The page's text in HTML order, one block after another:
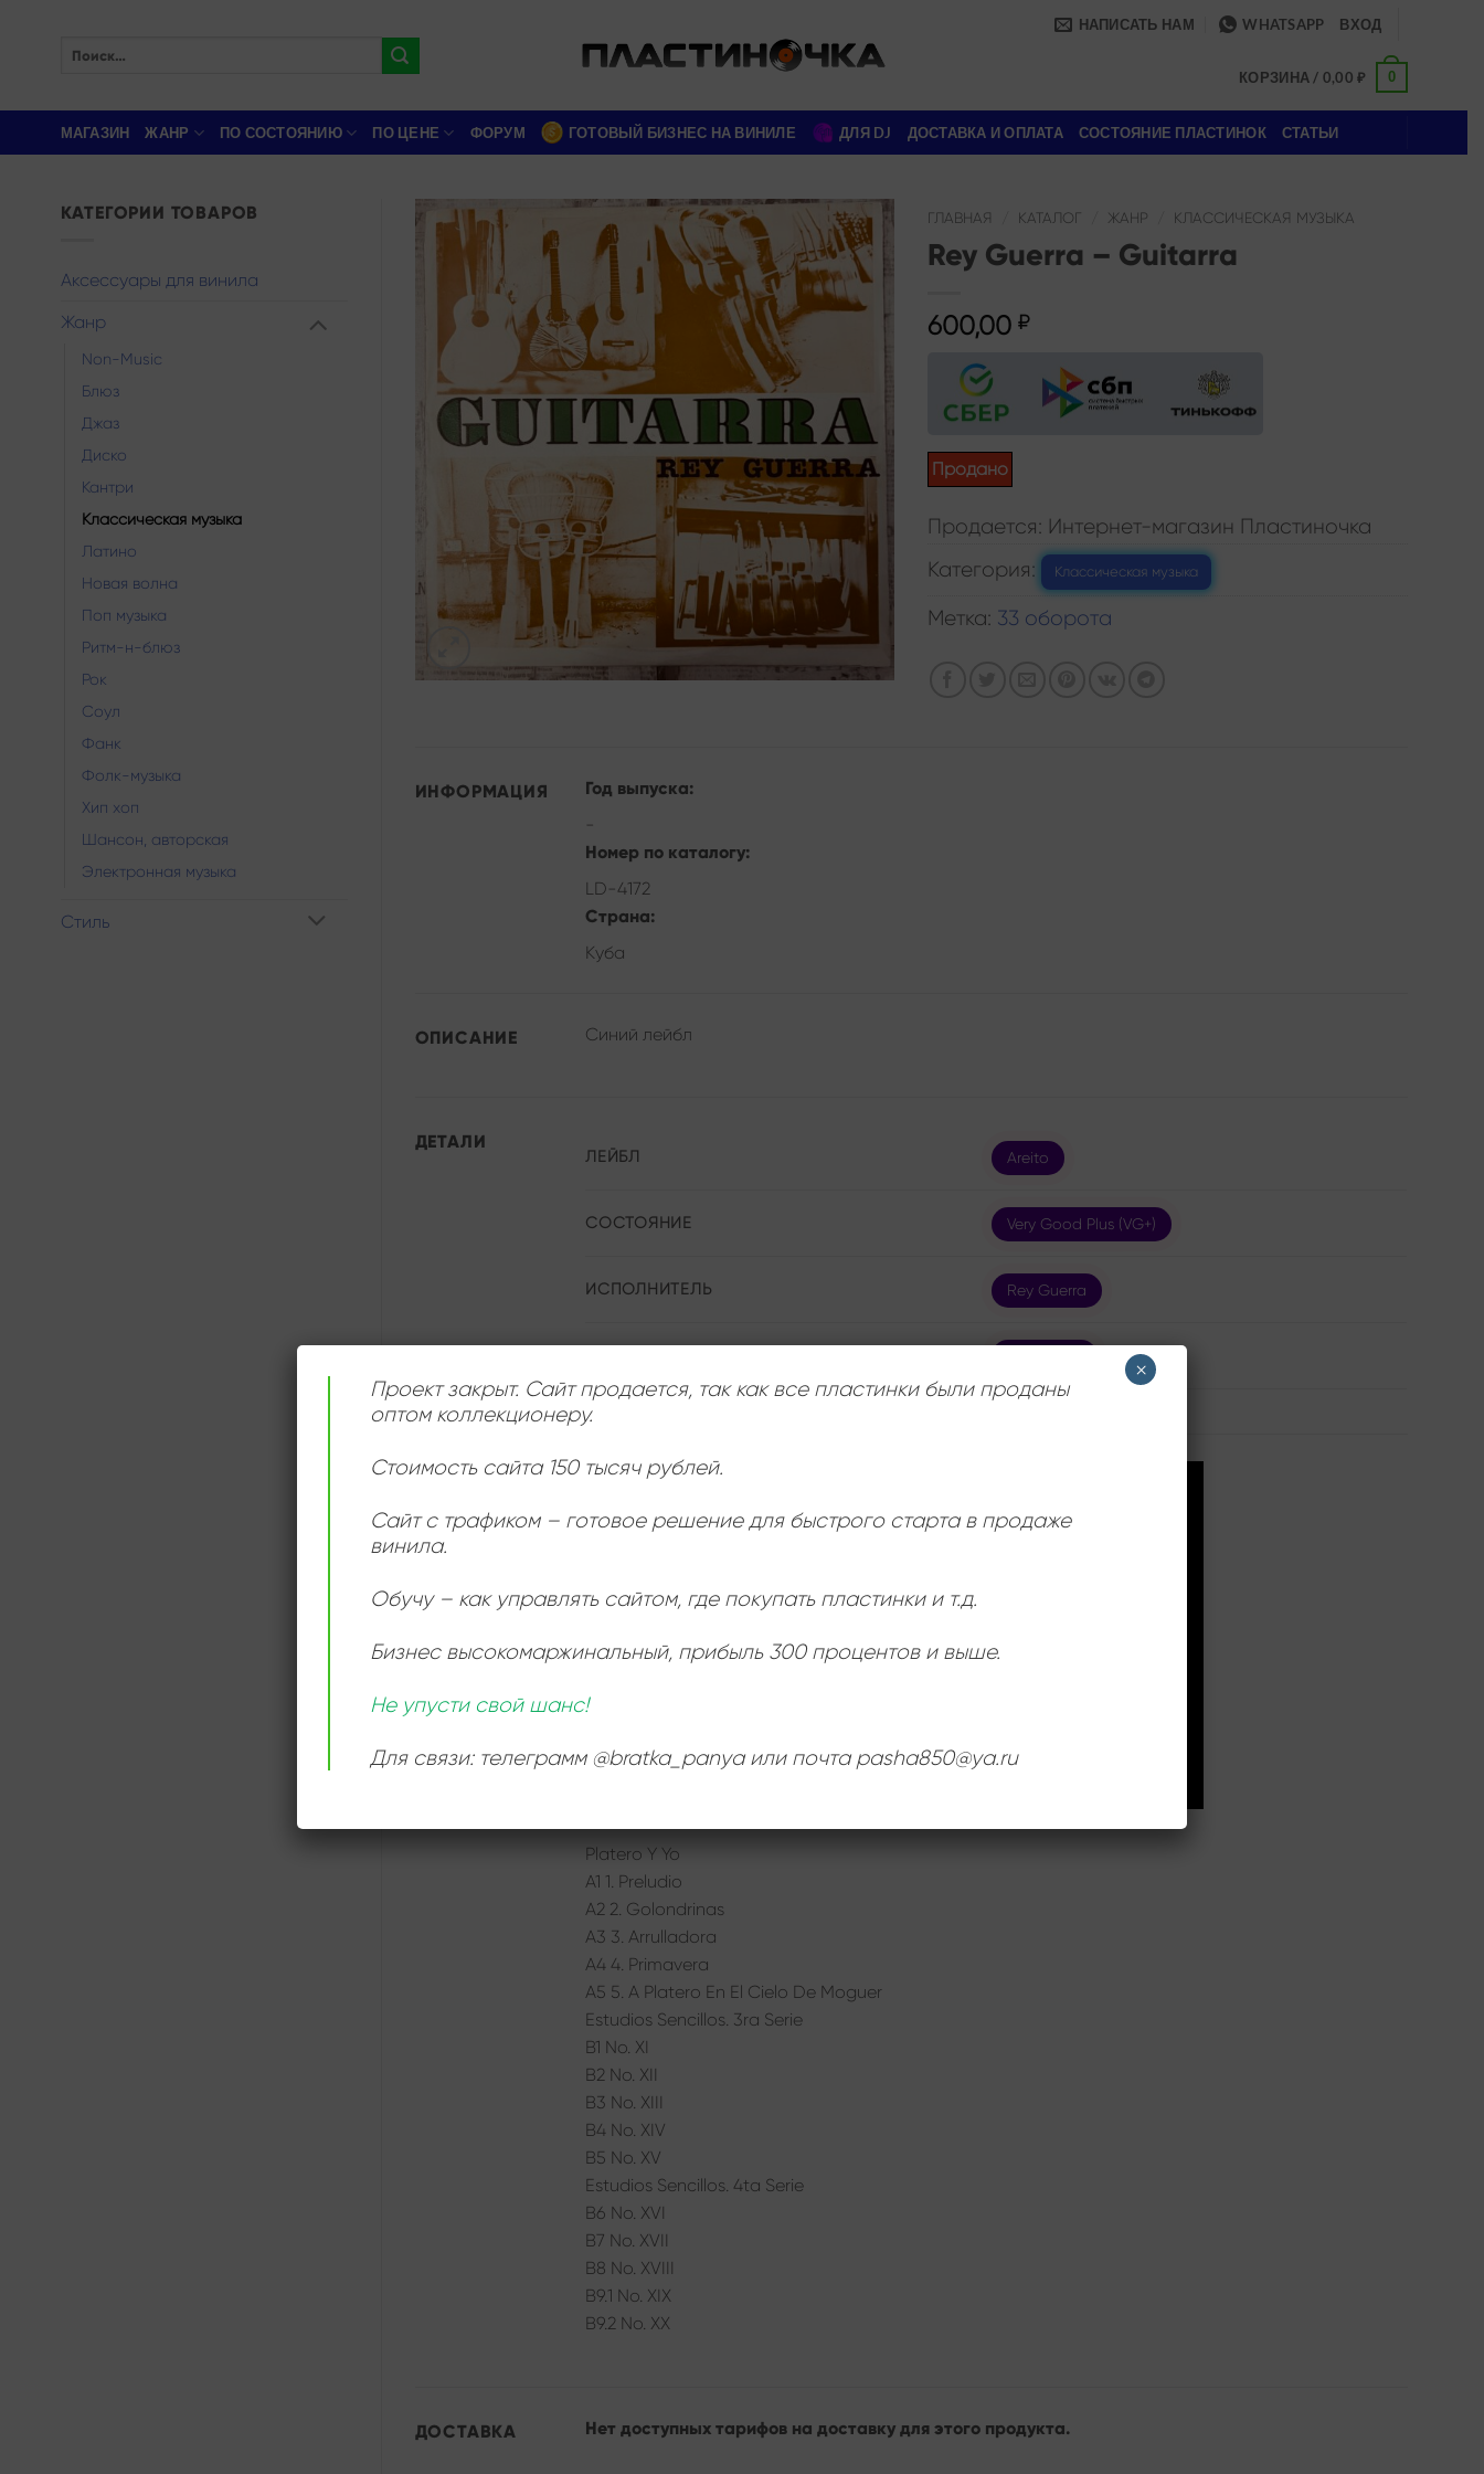
НАПИСАТЬ НАМ WHATSAPP ВХОД
КОРЗИНА / 0,00₽ 0
МАГАЗИН ЖАНР ПО СОСТОЯНИЮ ПО ЦЕНЕ ФОРУМ ГОТОВЫЙ БИЗНЕС НА ВИНИЛЕ ДЛЯ DJ ДОСТАВКА И ОПЛАТА СОСТОЯНИЕ ПЛАСТИНОК СТАТЬИ
КАТЕГОРИИ ТОВАРОВ
Аксессуары для винила
Жанр
Non-Music
Блюз
Джаз
Диско
Кантри
Классическая музыка
Латино
Новая волна
Поп музыка
Ритм-н-блюз
Рок
Соул
Фанк
Фолк-музыка
Хип хоп
Шансон, авторская
Электронная музыка
Стиль
Add to
wishlist
ГЛАВНАЯ КАТАЛОГ ЖАНР КЛАССИЧЕСКАЯ МУЗЫКА
Rey Guerra – Guitarra
600,00 ₽
Продано
Продается: Интернет-магазин Пластиночка
Категория:
Классическая музыка
Метка: 33 оборота
ИНФОРМАЦИЯ
Год выпуска:
Номер по каталогу:
LD-4172
Страна:
Куба
ОПИСАНИЕ Синий лейбл
ДЕТАЛИ
ЛЕЙБЛ Areito
СОСТОЯНИЕ Very Good Plus (VG+)
ИСПОЛНИТЕЛЬ Rey Guerra
СЛУШАТЬ
Platero Y Yo
A1 1. Preludio
A2 2. Golondrinas
A3 3. Arrulladora
A4 4. Primavera
A5 5. A Platero En El Cielo De Moguer
Estudios Sencillos. 3ra Serie
B1 No. XI
B2 No. XII
B3 No. XIII
B4 No. XIV
B5 No. XV
Estudios Sencillos. 4ta Serie
B6 No. XVI
B7 No. XVII
B8 No. XVIII
B9.1 No. XIX
B9.2 No. XX
ДОСТАВКА Нет доступных тарифов на доставку для этого продукта.
Проект закрыт. Сайт продается, так как все пластинки были проданы
оптом коллекционеру.
Стоимость сайта 150 тысяч рублей.
Сайт с трафиком – готовое решение для быстрого старта в продаже
винила.
Обучу – как управлять сайтом, где покупать пластинки и т.д.
Бизнес высокомаржинальный, прибыль 300 процентов и выше.
Не упусти свой шанс!
Для связи: телеграмм @bratka_panya или почта pasha850@ya.ru
×